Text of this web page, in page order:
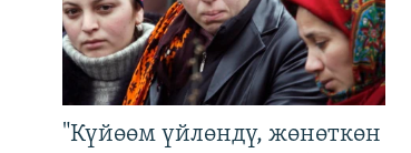
"Күйөөм үйлөндү, жөнөткөн